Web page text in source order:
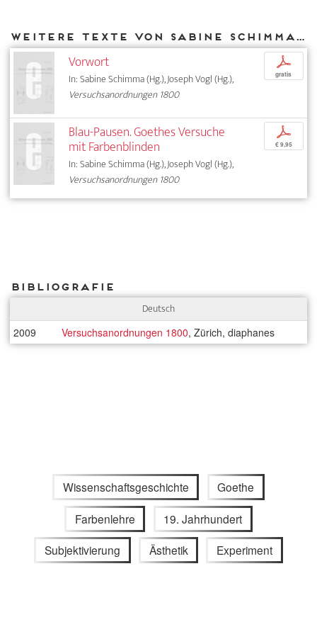
Weitere Texte von Sabine Schimma bei DIAPHANES
Vorwort
In: Sabine Schimma (Hg.), Joseph Vogl (Hg.),
Versuchsanordnungen 1800
p
gratis
Blau-Pausen. Goethes Versuche
mit Farbenblinden
In: Sabine Schimma (Hg.), Joseph Vogl (Hg.),
Versuchsanordnungen 1800
p
€ 9,95
Bibliografie
Deutsch
2009 Versuchsanordnungen 1800, Zürich, diaphanes
Wissenschaftsgeschichte Goethe
Farbenlehre 19. Jahrhundert
Subjektivierung Ästhetik Experiment